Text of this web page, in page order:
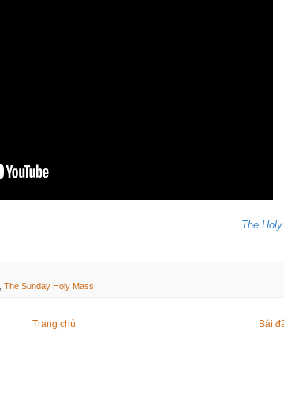
The
The Sunday Holy Mass
Bài
Trang chủ